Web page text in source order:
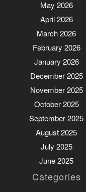
May 2026
April 2026
March 2026
February 2026
January 2026
December 2025
November 2025
October 2025
September 2025
August 2025
July 2025
June 2025
Categories